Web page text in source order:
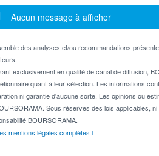
Message d'information
Aucun message à afficher
des analyses et/ou recommandations
exclusivement en qualité de canal de diffusion,
quant à leur sélection. Les informations
ni garantie d'aucune sorte. Les opinions ou
Sous réserves des lois applicables,
BOURSORAMA.
mentions légales complètes